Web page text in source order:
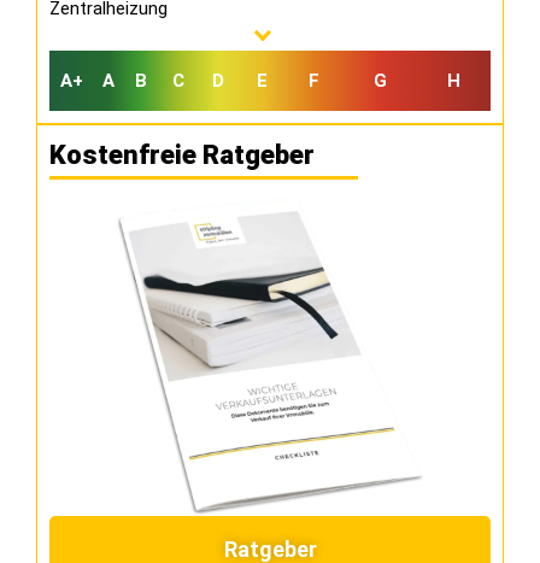
Zentralheizung
A+ A B C D E F G H
Kostenfreie Ratgeber
Ratgeber